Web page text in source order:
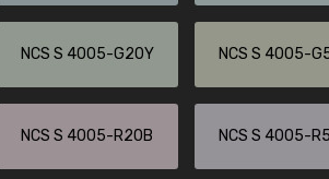
NCS S 4005-G20Y NCS S 4005-
NCS S 4005-R20B NCS S 4005-